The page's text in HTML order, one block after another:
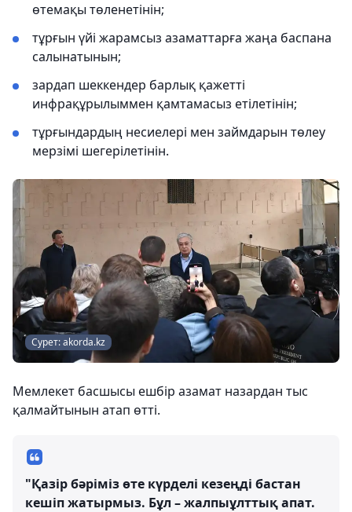
өтемақы төленетінін;
тұрғын үйі жарамсыз азаматтарға жаңа баспана
салынатынын;
зардап шеккендер барлық қажетті
инфрақұрылыммен қамтамасыз етілетінін;
тұрғындардың несиелері мен займдарын төлеу
мерзімі шегерілетінін.
Сурет: akorda.kz
Мемлекет басшысы ешбір азамат назардан тыс
қалмайтынын атап өтті.
"Қазір бәріміз өте күрделі кезеңді бастан
кешіп жатырмыз. Бұл – жалпыұлттық апат.